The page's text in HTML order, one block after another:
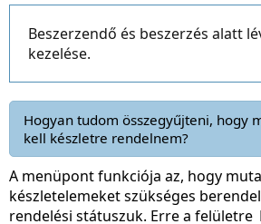
Beszerzendő és beszerzés alatt
kezelése.
Hogyan tudom összegyűjteni, hogy
kell készletre rendelnem?
A menüpont funkciója az, hogy
készletelemeket szükséges
rendelési státuszuk. Erre a felületre